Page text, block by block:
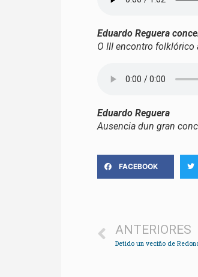
Eduardo Reguera
O III encontro
Eduardo Reguera
Ausencia dun gran
FACEBOOK
ANTERIORES